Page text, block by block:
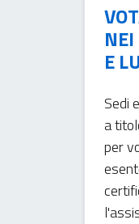
E
Sedi
a
per